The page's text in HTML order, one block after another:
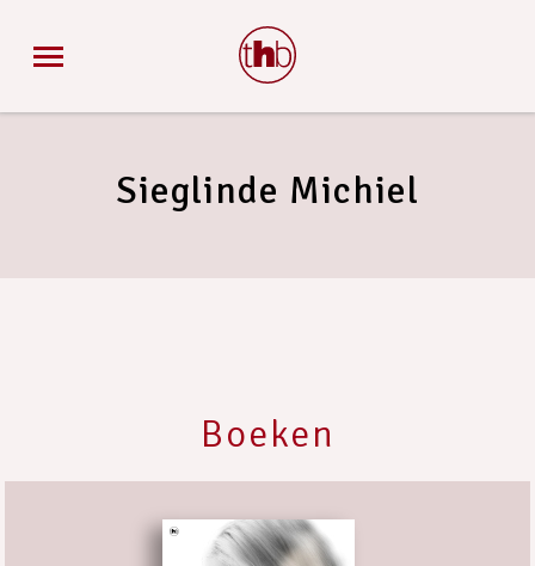
Sieglinde Michiel
Boeken